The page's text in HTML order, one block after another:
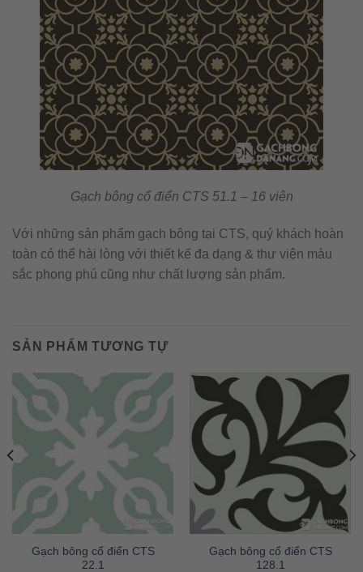
Gạch bông cổ điển CTS 51.1 – 16 viên
Với những sản phẩm gạch bông tại CTS, quý khách hoàn
toàn có thể hài lòng với thiết kế đa dạng & thư viện màu
sắc phong phú cũng như chất lượng sản phẩm.
SẢN PHẨM TƯƠNG TỰ
Gạch bông cổ điển CTS
22.1
Gạch bông cổ điển CTS
128.1